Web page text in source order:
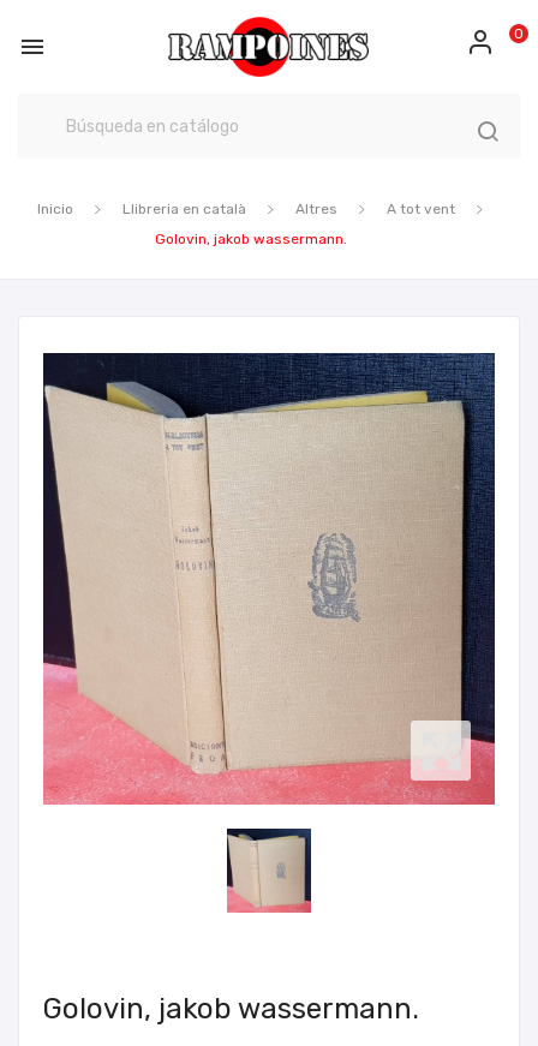
 0
Inicio Llibreria en català Altres
A tot vent
Golovin, jakob wassermann.
Golovin, jakob wassermann.